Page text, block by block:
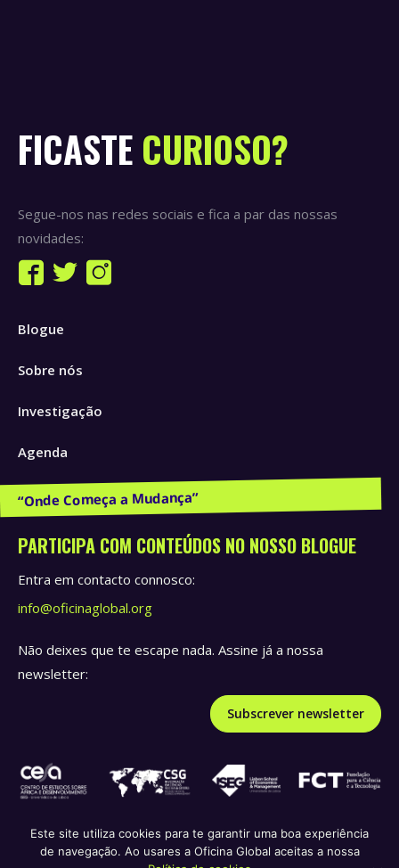
FICASTE CURIOSO?
Segue-nos nas redes sociais e fica a par das nossas
novidades:
Find us on:
Facebook
opens
new
Twitter
new
Instagram
Blogue
Sobre nós
Investigação
Agenda
Publicações e Recursos
PARTICIPA COM CONTEÚDOS NO NOSSO BLOGUE
Entra em contacto connosco:
info@oficinaglobal.org
Não deixes que te escape nada. Assine já a nossa
newsletter:
Subscrever newsletter
Este site utiliza cookies para te garantir uma boa experiência
de navegação. Ao usares a Oficina Global aceitas a nossa